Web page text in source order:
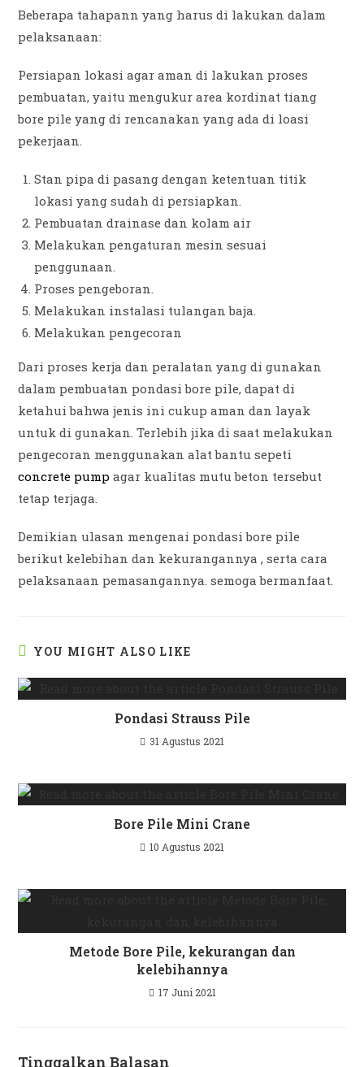
Beberapa tahapann yang harus di lakukan dalam
pelaksanaan:
Persiapan lokasi agar aman di lakukan proses
pembuatan, yaitu mengukur area kordinat tiang
bore pile yang di rencanakan yang ada di loasi
pekerjaan.
Stan pipa di pasang dengan ketentuan titik
lokasi yang sudah di persiapkan.
Pembuatan drainase dan kolam air
Melakukan pengaturan mesin sesuai
penggunaan.
Proses pengeboran.
Melakukan instalasi tulangan baja.
Melakukan pengecoran
Dari proses kerja dan peralatan yang di gunakan
dalam pembuatan pondasi bore pile, dapat di
ketahui bahwa jenis ini cukup aman dan layak
untuk di gunakan. Terlebih jika di saat melakukan
pengecoran menggunakan alat bantu sepeti
concrete pump agar kualitas mutu beton tersebut
tetap terjaga.
Demikian ulasan mengenai pondasi bore pile
berikut kelebihan dan kekurangannya , serta cara
pelaksanaan pemasangannya. semoga bermanfaat.
YOU MIGHT ALSO LIKE
Pondasi Strauss Pile
31 Agustus 2021
Bore Pile Mini Crane
10 Agustus 2021
Metode Bore Pile, kekurangan dan
kelebihannya
17 Juni 2021
Tinggalkan Balasan